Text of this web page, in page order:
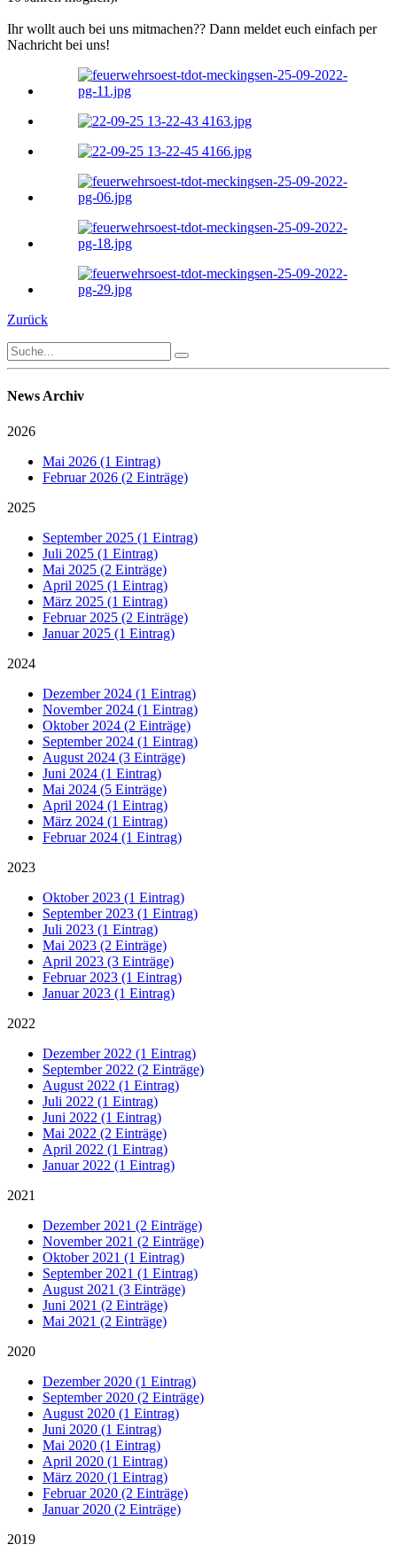
Ihr wollt auch bei uns mitmachen?? Dann meldet euch einfach per
Nachricht bei uns!
Zurück
News Archiv
2026
Mai 2026 (1 Eintrag)
Februar 2026 (2 Einträge)
2025
September 2025 (1 Eintrag)
Juli 2025 (1 Eintrag)
Mai 2025 (2 Einträge)
April 2025 (1 Eintrag)
März 2025 (1 Eintrag)
Februar 2025 (2 Einträge)
Januar 2025 (1 Eintrag)
2024
Dezember 2024 (1 Eintrag)
November 2024 (1 Eintrag)
Oktober 2024 (2 Einträge)
September 2024 (1 Eintrag)
August 2024 (3 Einträge)
Juni 2024 (1 Eintrag)
Mai 2024 (5 Einträge)
April 2024 (1 Eintrag)
März 2024 (1 Eintrag)
Februar 2024 (1 Eintrag)
2023
Oktober 2023 (1 Eintrag)
September 2023 (1 Eintrag)
Juli 2023 (1 Eintrag)
Mai 2023 (2 Einträge)
April 2023 (3 Einträge)
Februar 2023 (1 Eintrag)
Januar 2023 (1 Eintrag)
2022
Dezember 2022 (1 Eintrag)
September 2022 (2 Einträge)
August 2022 (1 Eintrag)
Juli 2022 (1 Eintrag)
Juni 2022 (1 Eintrag)
Mai 2022 (2 Einträge)
April 2022 (1 Eintrag)
Januar 2022 (1 Eintrag)
2021
Dezember 2021 (2 Einträge)
November 2021 (2 Einträge)
Oktober 2021 (1 Eintrag)
September 2021 (1 Eintrag)
August 2021 (3 Einträge)
Juni 2021 (2 Einträge)
Mai 2021 (2 Einträge)
2020
Dezember 2020 (1 Eintrag)
September 2020 (2 Einträge)
August 2020 (1 Eintrag)
Juni 2020 (1 Eintrag)
Mai 2020 (1 Eintrag)
April 2020 (1 Eintrag)
März 2020 (1 Eintrag)
Februar 2020 (2 Einträge)
Januar 2020 (2 Einträge)
2019